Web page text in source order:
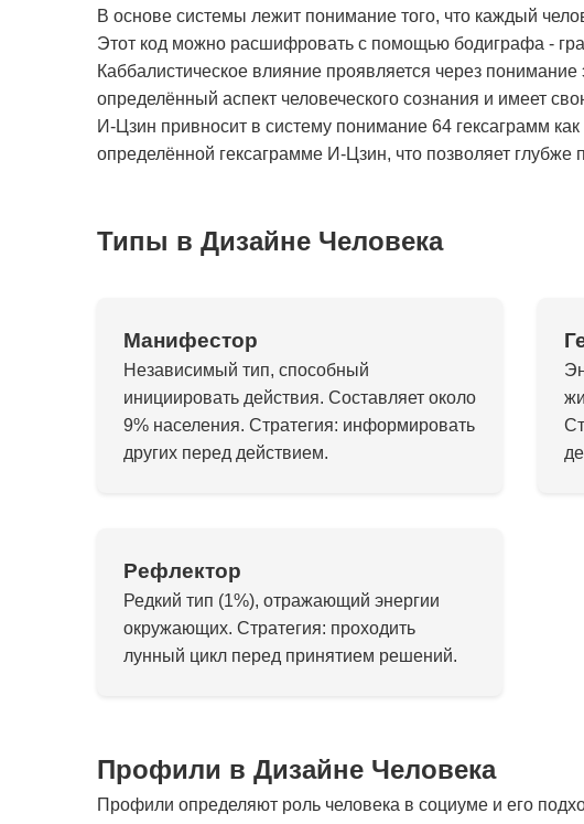
В основе системы лежит понимание того, что каждый
Этот код можно расшифровать с помощью бодиграфа -
Каббалистическое влияние проявляется через
определённый аспект человеческого сознания и имеет
И-Цзин привносит в систему понимание 64 гексаграмм
определённой гексаграмме И-Цзин, что позволяет глубже
Типы в Дизайне Человека
Манифестор
Независимый тип, способный
инициировать действия. Составляет около
9% населения. Стратегия: информировать
других перед действием.
Рефлектор
Редкий тип (1%), отражающий энергии
окружающих. Стратегия: проходить
лунный цикл перед принятием решений.
Профили в Дизайне Человека
Профили определяют роль человека в социуме и его